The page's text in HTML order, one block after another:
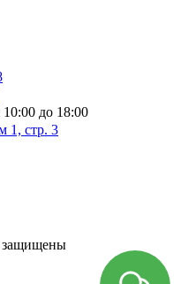
до 18:00
1, стр. 3
защищены